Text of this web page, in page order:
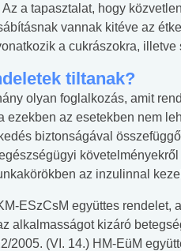
a tapasztalat, hogy
vannak kitéve az
a cukrászokra, illetve
tiltanak?
olyan foglalkozás, amit
ezekben az esetekben nem
biztonságával
az inzulinnal
ESzCsM együttes
alkalmasságot kizáró
2005. (VI. 14.) HM-EüM